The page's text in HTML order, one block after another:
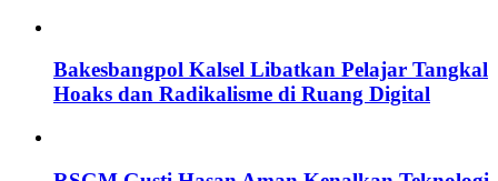
Bakesbangpol Kalsel Libatkan Pelajar Tangkal
Hoaks dan Radikalisme di Ruang Digital